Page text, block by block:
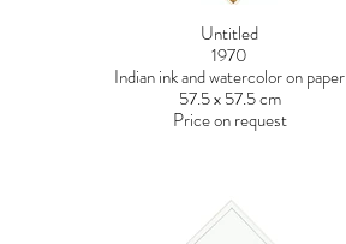
Untitled
1970
Indian ink and watercolor on paper
57.5 x 57.5 cm
Price on request